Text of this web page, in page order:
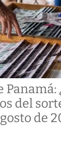
Panamá:
del
de